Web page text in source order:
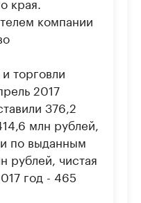
компании
торговли
2017
376,2
млн рублей,
по выданным
рублей, чистая
год - 465